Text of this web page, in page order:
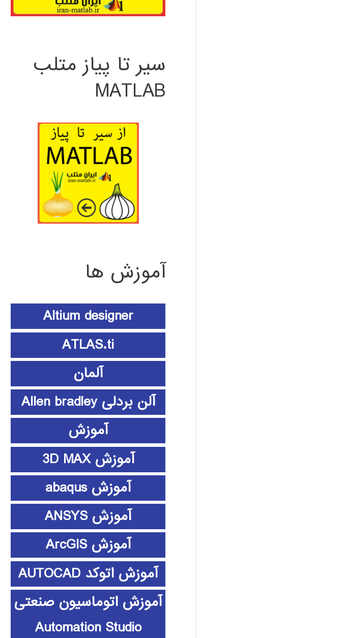
سیر تا پیاز متلب
MATLAB
آموزش ها
Altium designer
ATLAS.ti
آلمان
آلن بردلی Allen bradley
آموزش
آموزش 3D MAX
آموزش abaqus
آموزش ANSYS
آموزش ArcGIS
آموزش اتوکد AUTOCAD
آموزش اتوماسیون صنعتی
Automation Studio